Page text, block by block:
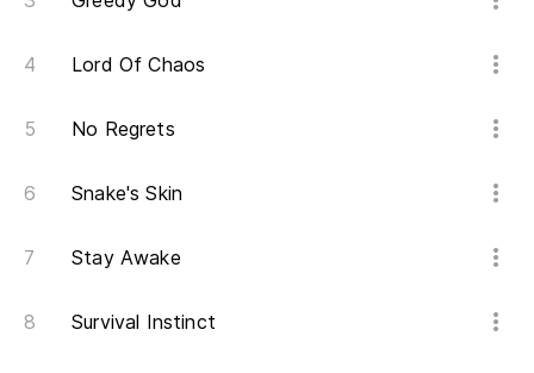
Lord Of Chaos
No Regrets
Snake's Skin
Stay Awake
Survival Instinct